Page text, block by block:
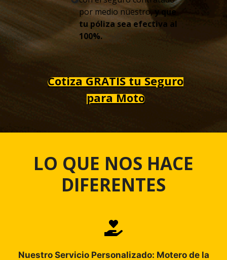
por medio nuestro, y que
tu póliza sea efectiva al
100%.
Cotiza GRATIS tu Seguro
para Moto
LO QUE NOS HACE
DIFERENTES
Nuestro Servicio Personalizado: Motero de la